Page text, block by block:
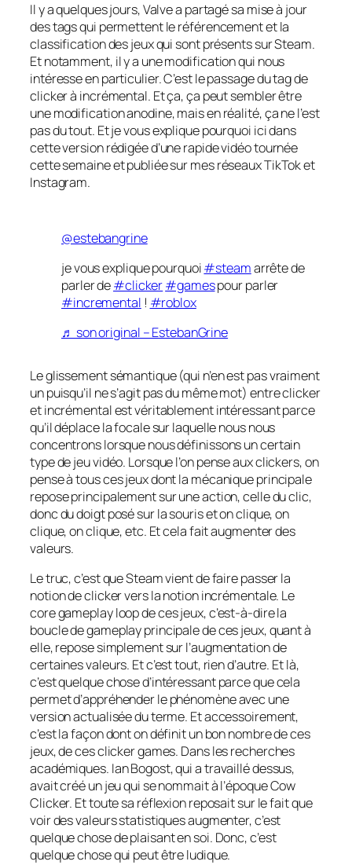
Il y a quelques jours, Valve a partagé sa mise à jour
des tags qui permettent le référencement et la
classification des jeux qui sont présents sur Steam.
Et notamment, il y a une modification qui nous
intéresse en particulier. C’est le passage du tag de
clicker à incrémental. Et ça, ça peut sembler être
une modification anodine, mais en réalité, ça ne l’est
pas du tout. Et je vous explique pourquoi ici dans
cette version rédigée d’une rapide vidéo tournée
cette semaine et publiée sur mes réseaux TikTok et
Instagram.
@estebangrine
je vous explique pourquoi#steamarrête de
parler de#clicker#gamespour parler
#incremental ! #roblox
♬ son original – EstebanGrine
Le glissement sémantique (qui n’en est pas vraiment
un puisqu’il ne s’agit pas du même mot) entre clicker
et incrémental est véritablement intéressant parce
qu’il déplace la focale sur laquelle nous nous
concentrons lorsque nous définissons un certain
type de jeu vidéo. Lorsque l’on pense aux clickers, on
pense à tous ces jeux dont la mécanique principale
repose principalement sur une action, celle du clic,
donc du doigt posé sur la souris et on clique, on
clique, on clique, etc. Et cela fait augmenter des
valeurs.
Le truc, c’est que Steam vient de faire passer la
notion de clicker vers la notion incrémentale. Le
core gameplay loop de ces jeux, c’est-à-dire la
boucle de gameplay principale de ces jeux, quant à
elle, repose simplement sur l’augmentation de
certaines valeurs. Et c’est tout, rien d’autre. Et là,
c’est quelque chose d’intéressant parce que cela
permet d’appréhender le phénomène avec une
version actualisée du terme. Et accessoirement,
c’est la façon dont on définit un bon nombre de ces
jeux, de ces clicker games. Dans les recherches
académiques. Ian Bogost, qui a travaillé dessus,
avait créé un jeu qui se nommait à l’époque Cow
Clicker. Et toute sa réflexion reposait sur le fait que
voir des valeurs statistiques augmenter, c’est
quelque chose de plaisant en soi. Donc, c’est
quelque chose qui peut être ludique.